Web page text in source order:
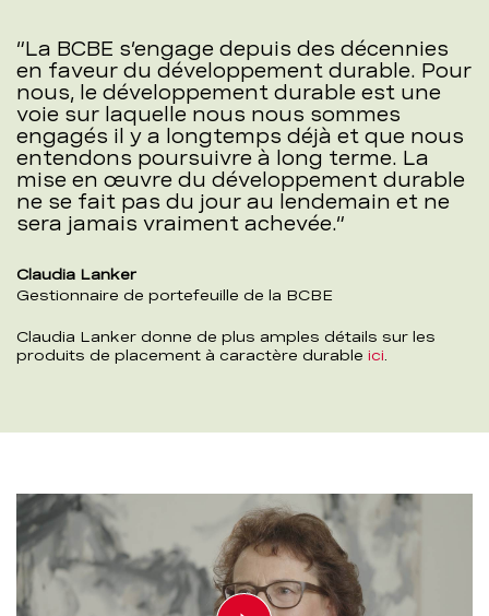
La BCBE s’engage depuis des décennies
en faveur du développement durable. Pour
nous, le développement durable est une
voie sur laquelle nous nous sommes
engagés il y a longtemps déjà et que nous
entendons poursuivre à long terme. La
mise en œuvre du développement durable
ne se fait pas du jour au lendemain et ne
sera jamais vraiment achevée.
Claudia Lanker
Gestionnaire de portefeuille de la BCBE
Claudia Lanker donne de plus amples détails sur les
produits de placement à caractère durable ici
Play video